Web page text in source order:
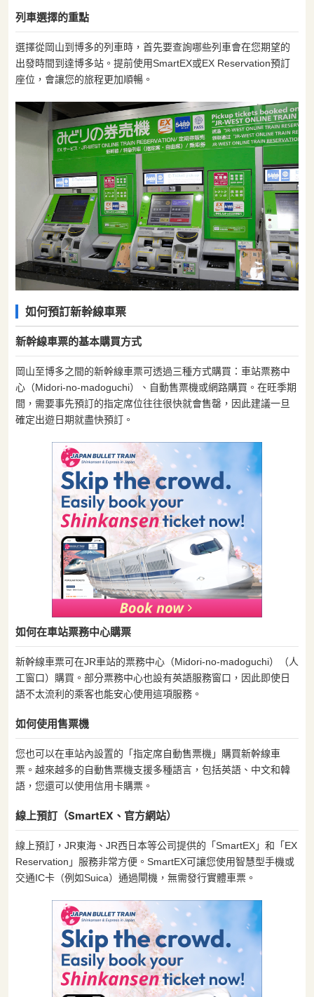
列車選擇的重點
選擇從岡山到博多的列車時，首先要查詢哪些列車會在您期望的
出發時間到達博多站。提前使用SmartEX或EX Reservation預訂
座位，會讓您的旅程更加順暢。
如何預訂新幹線車票
新幹線車票的基本購買方式
岡山至博多之間的新幹線車票可透過三種方式購買：車站票務中
心（Midori-no-madoguchi）、自動售票機或網路購買。在旺季期
間，需要事先預訂的指定席位往往很快就會售罄，因此建議一旦
確定出遊日期就盡快預訂。
如何在車站票務中心購票
新幹線車票可在JR車站的票務中心（Midori-no-madoguchi）（人
工窗口）購買。部分票務中心也設有英語服務窗口，因此即使日
語不太流利的乘客也能安心使用這項服務。
如何使用售票機
您也可以在車站內設置的「指定席自動售票機」購買新幹線車
票。越來越多的自動售票機支援多種語言，包括英語、中文和韓
語，您還可以使用信用卡購票。
線上預訂（SmartEX、官方網站）
線上預訂，JR東海、JR西日本等公司提供的「SmartEX」和「EX
Reservation」服務非常方便。SmartEX可讓您使用智慧型手機或
交通IC卡（例如Suica）通過閘機，無需發行實體車票。